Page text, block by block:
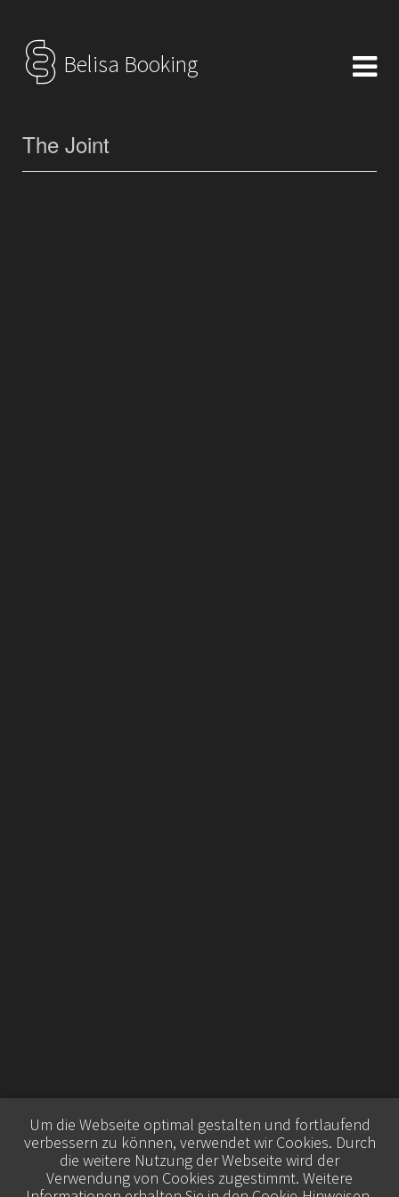
Belisa Booking
The Joint
Um die Webseite optimal gestalten und fortlaufend
verbessern zu können, verwendet wir Cookies. Durch
die weitere Nutzung der Webseite wird der
Verwendung von Cookies zugestimmt. Weitere